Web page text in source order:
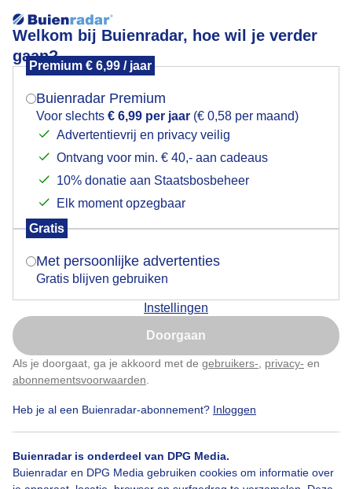
Welkom bij Buienradar, hoe wil je verder
gaan?
Premium € 6,99 / jaar
Buienradar Premium
Voor slechts € 6,99 per jaar (€ 0,58 per maand)
Advertentievrij en privacy veilig
Ontvang voor min. € 40,- aan cadeaus
10% donatie aan Staatsbosbeheer
Elk moment opzegbaar
Gratis
Met persoonlijke advertenties
Gratis blijven gebruiken
Instellingen
Doorgaan
Als je doorgaat, ga je akkoord met de gebruikers- privacy- en
abonnementsvoorwaarden
Heb je al een Buienradar-abonnement? Inloggen
Buienradar is onderdeel van DPG Media.
Buienradar en DPG Media gebruiken cookies om informatie over
Regen tikt op het dak.. de jonge torenvalkjes blijven
lekker droog - Locatie = VELUWE
Door: Regina Vastenhout Gemaakt: 07-06-2026, 459x bekeken
9
Bekijk slideshow
Mogen we je locatie gebruiken voor het
Indien je hier nog geen akkoord op hebt gegeven,
verschijnt er zo een pop-up uit je browser waarin
Is goed, toon de popup
Nu niet, misschien later
Klik hierom dit aan te passen